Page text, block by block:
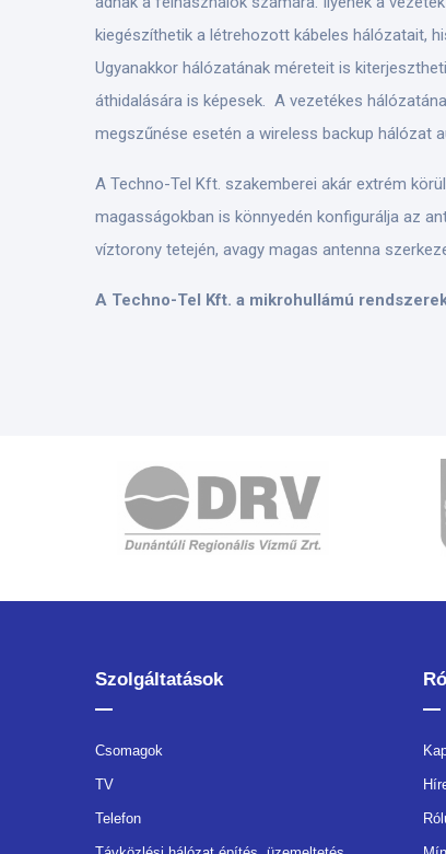
kiegészíthetik a létrehozott kábeles hálózatait,
Ugyanakkor hálózatának méreteit is
áthidalására is képesek. A vezetékes
megszűnése esetén a wireless backup hálózat
A Techno-Tel Kft. szakemberei akár extrém
magasságokban is könnyedén konfigurálja az
víztorony tetején, avagy magas antenna
A Techno-Tel Kft. a mikrohullámú
Szolgáltatások
Csomagok
TV
Telefon